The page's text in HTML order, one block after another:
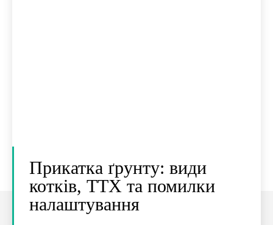
Прикатка ґрунту: види
котків, ТТХ та помилки
налаштування